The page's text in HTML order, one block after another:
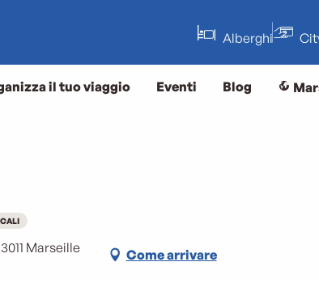
Alberghi
il tuo viaggio Eventi Blog
Marseille
Come arrivare